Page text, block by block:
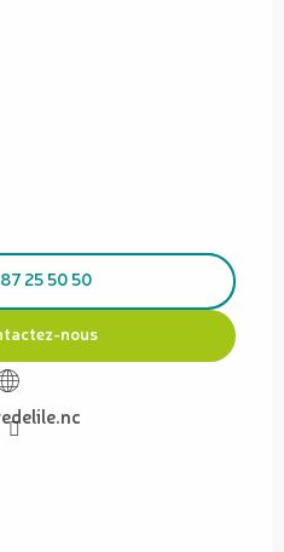
25 50 50
nous